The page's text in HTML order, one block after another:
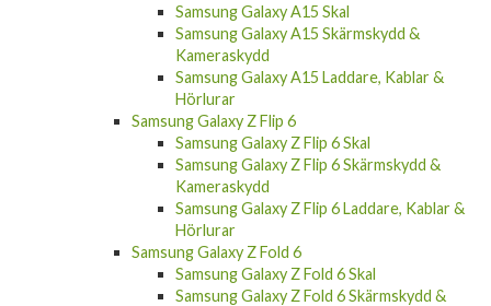
Samsung Galaxy A15 Skal
Samsung Galaxy A15 Skärmskydd &
Kameraskydd
Samsung Galaxy A15 Laddare, Kablar &
Hörlurar
Samsung Galaxy Z Flip 6
Samsung Galaxy Z Flip 6 Skal
Samsung Galaxy Z Flip 6 Skärmskydd &
Kameraskydd
Samsung Galaxy Z Flip 6 Laddare, Kablar &
Hörlurar
Samsung Galaxy Z Fold 6
Samsung Galaxy Z Fold 6 Skal
Samsung Galaxy Z Fold 6 Skärmskydd &